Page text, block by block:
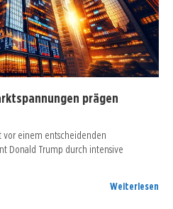
prägen
vor einem entscheidenden
Donald Trump durch intensive
Weiterlesen